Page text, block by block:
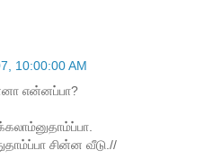
10:00:00 AM
என்னப்பா?
சின்ன வீடு.//